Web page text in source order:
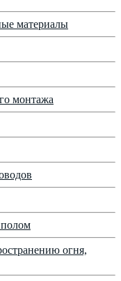
материалы
монтажа
огня,